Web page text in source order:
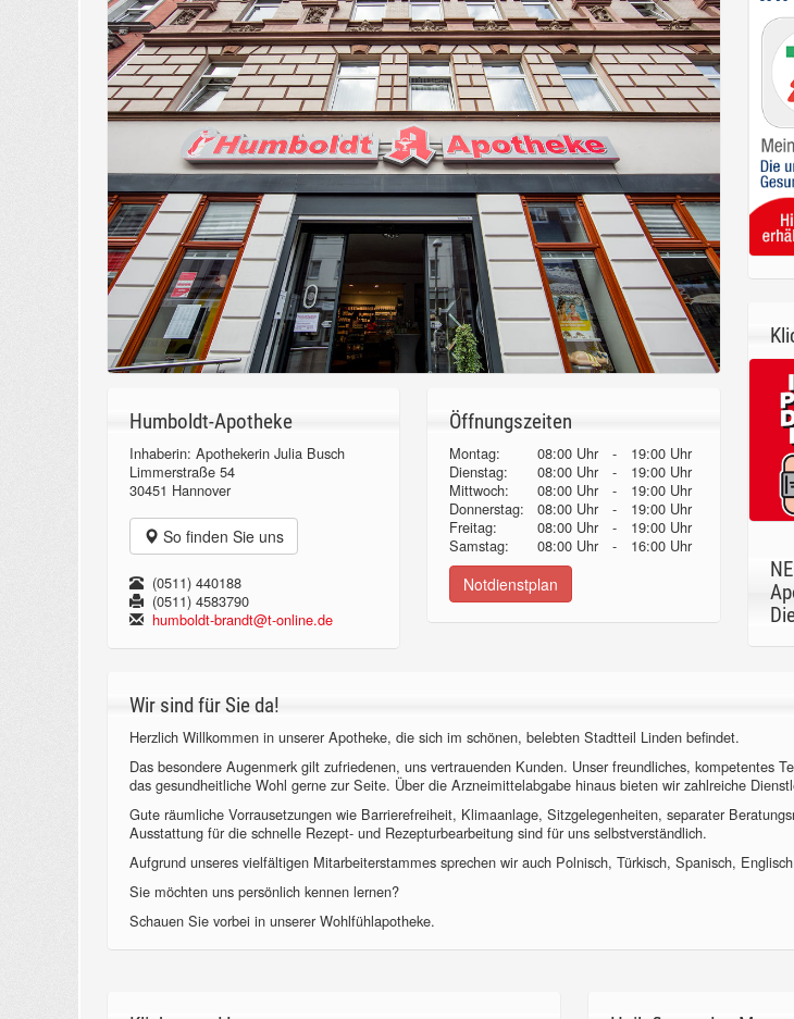
Humboldt-Apotheke
Inhaberin: Apothekerin Julia Busch
Limmerstraße 54
30451 Hannover
So finden Sie uns
(0511) 440188
(0511) 4583790
humboldt-brandt@t-online.de
Öffnungszeiten
Montag: 08:00 Uhr -
19:00 Uhr
Dienstag:
08:00 Uhr -
19:00 Uhr
Mittwoch:
08:00 Uhr -
19:00 Uhr
Donnerstag:08:00 Uhr -
19:00 Uhr
Freitag:
08:00 Uhr -
19:00 Uhr
Samstag:
08:00 Uhr - 16:00 Uhr
Notdienstplan
Wir sind für Sie da!
Herzlich Willkommen in unserer Apotheke, die sich im schönen, belebten Stadtteil Linden befindet.
Das besondere Augenmerk gilt zufriedenen, uns vertrauenden Kunden. Unser freundliches, kompetentes
das gesundheitliche Wohl gerne zur Seite. Über die Arzneimittelabgabe hinaus bieten wir zahlreiche
Gute räumliche Vorrausetzungen wie Barrierefreiheit, Klimaanlage, Sitzgelegenheiten, separater
Ausstattung für die schnelle Rezept- und Rezepturbearbeitung sind für uns selbstverständlich.
Aufgrund unseres vielfältigen Mitarbeiterstammes sprechen wir auch Polnisch, Türkisch, Spanisch,
Sie möchten uns persönlich kennen lernen?
Schauen Sie vorbei in unserer Wohlfühlapotheke.